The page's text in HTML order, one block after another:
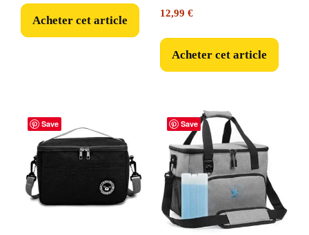
Acheter cet article
12,99 €
Acheter cet article
Save Save